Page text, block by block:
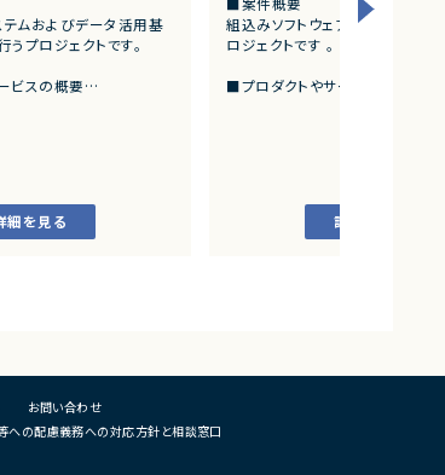
ムおよびデータ活用基
うプロジェクトです。
ビスの概要
分析用データ基盤および
テスト対応
データ連携設計および実
細を見る
組込みソフトウェア開発を中心と
ロジェクトです 。
■プロダクトやサービスの概要
・組込みLinux環境におけるデバ
詳細を見る
お問い合わせ
への配慮義務への対応方針と相談窓口